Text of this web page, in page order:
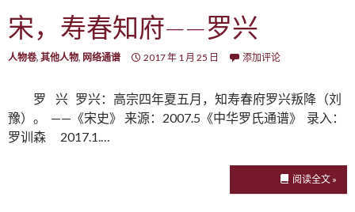
宋，寿春知府——罗兴
人物卷, 其他人物, 网络通谱 2017 年 1 月 25 日 添加评论
罗 兴 罗兴：高宗四年夏五月，知寿春府罗兴叛降（刘
豫）。 ——《宋史》 来源：2007.5《中华罗氏通谱》 录入：
罗训森 2017.1.…
阅读全文 »